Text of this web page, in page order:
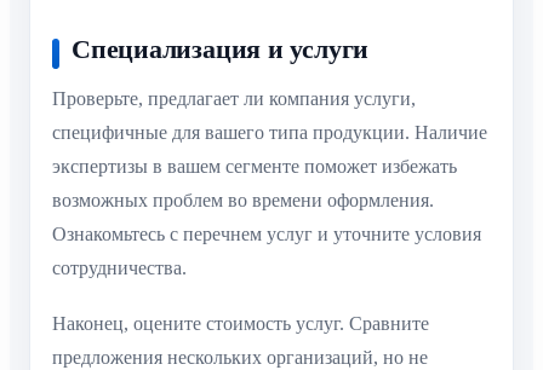
Специализация и услуги
Проверьте, предлагает ли компания услуги,
специфичные для вашего типа продукции. Наличие
экспертизы в вашем сегменте поможет избежать
возможных проблем во времени оформления.
Ознакомьтесь с перечнем услуг и уточните условия
сотрудничества.
Наконец, оцените стоимость услуг. Сравните
предложения нескольких организаций, но не